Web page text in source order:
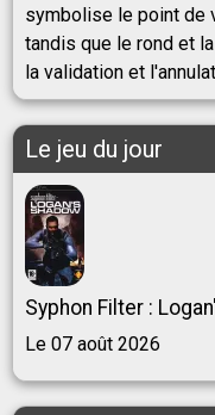
symbolise le point de
tandis que le rond et
la validation et
Le jeu du jour
Syphon Filter :
Le 07 août 2026